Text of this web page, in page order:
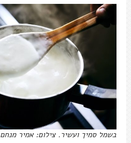
בשמל סמיך ועשיר. צילום: אמיר מנחם